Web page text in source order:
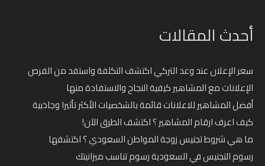
أحدث المقالات
سعر الإعلان عند وعد التركي اكتشف التكلفة واستفد من الفرص
الإعلانات مع المشاهير كيفية النجاح والاستفادة منها
أفضل المشاهير للاعلانات قائمة بالشخصيات الأكثر تأثيرا وجاذبية
كيف اعرف ارقام المشاهير ؟ اكتشف الطرق الآن!
ما هي شروط تجنيس زوجة المواطن السعودي ؟ اكتشفها
رسوم التجنيس في السعودية رسوم تناسب ميزانيتك